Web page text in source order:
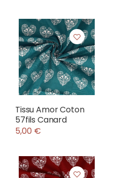
Tissu Amor Coton
57fils Canard
5,00 €